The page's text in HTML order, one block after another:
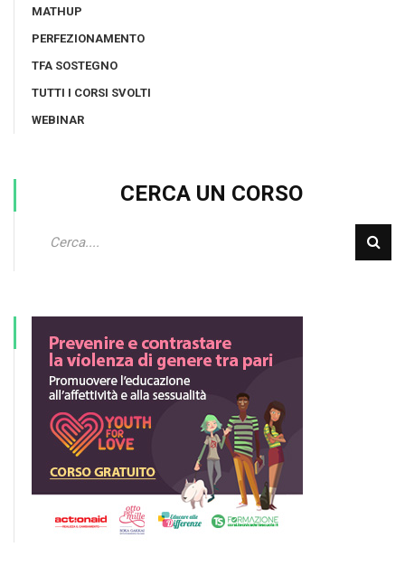
MATHUP
PERFEZIONAMENTO
TFA SOSTEGNO
TUTTI I CORSI SVOLTI
WEBINAR
CERCA UN CORSO